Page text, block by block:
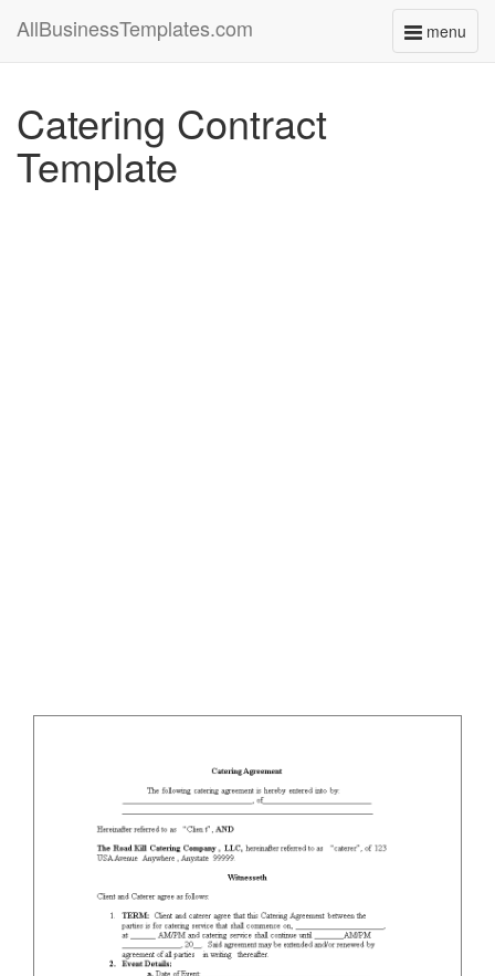
menu
Toggle
AllBusinessTemplates.com
Catering Contract
Template